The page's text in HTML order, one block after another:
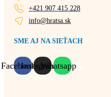
+421 907 415 228
info@hratsa.sk
SME AJ NA SIEŤACH
FacebookInstagramWhatsapp